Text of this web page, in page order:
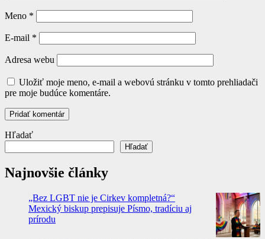
Meno *
E-mail *
Adresa webu
Uložiť moje meno, e-mail a webovú stránku v tomto prehliadači
pre moje budúce komentáre.
Hľadať
Hľadať
Najnovšie články
„Bez LGBT nie je Cirkev kompletná?“
Mexický biskup prepisuje Písmo, tradíciu aj
prírodu